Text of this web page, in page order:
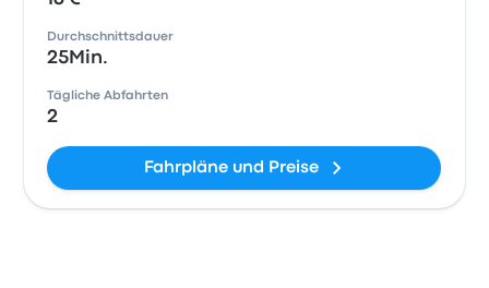
Durchschnittsdauer
25Min.
Tägliche Abfahrten
2
Fahrpläne und Preise